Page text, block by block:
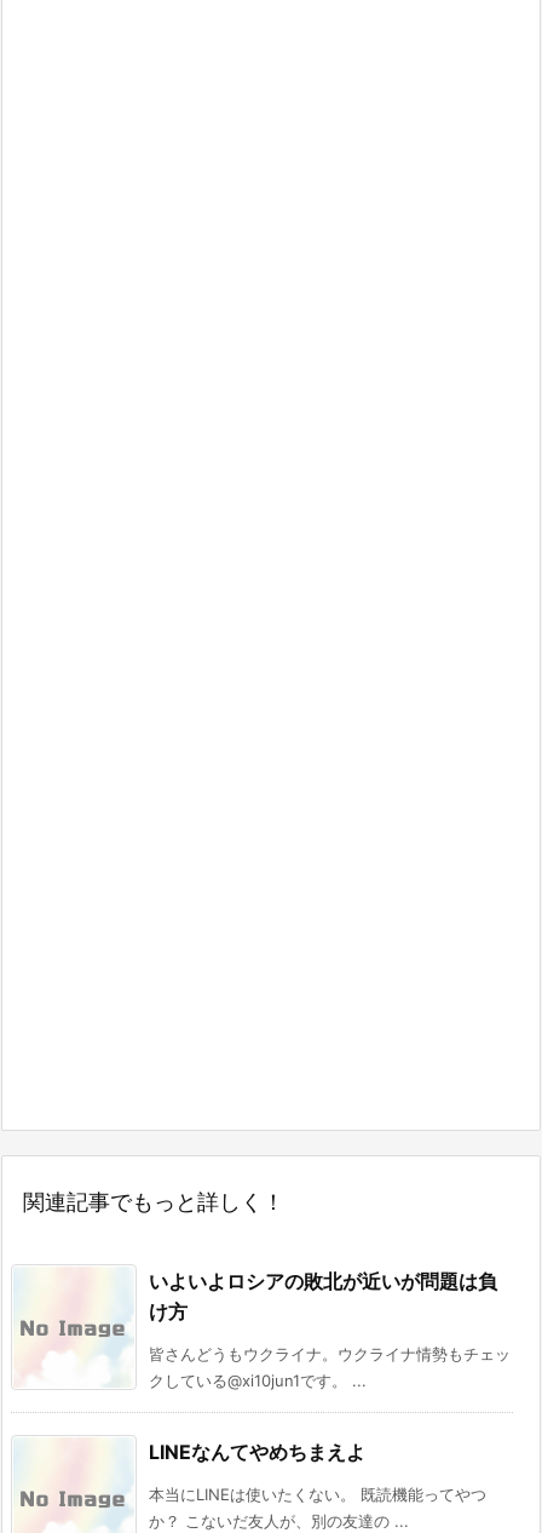
関連記事でもっと詳しく！
いよいよロシアの敗北が近いが問題は負
け方
皆さんどうもウクライナ。ウクライナ情勢もチェッ
クしている@xi10jun1です。 ...
LINEなんてやめちまえよ
本当にLINEは使いたくない。 既読機能ってやつ
か？ こないだ友人が、別の友達の ...